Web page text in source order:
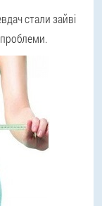
стали зайві